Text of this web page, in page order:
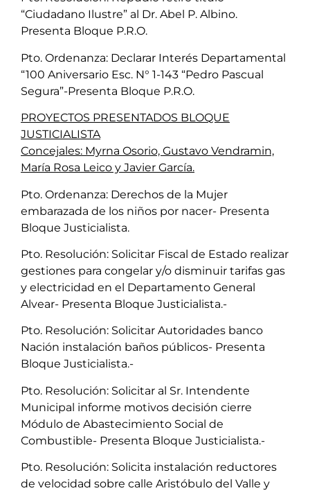
“Ciudadano Ilustre” al Dr. Abel P. Albino.
Presenta Bloque P.R.O.
Pto. Ordenanza: Declarar Interés Departamental
“100 Aniversario Esc. N° 1-143 “Pedro Pascual
Segura”-Presenta Bloque P.R.O.
PROYECTOS PRESENTADOS BLOQUE
JUSTICIALISTA
Concejales: Myrna Osorio, Gustavo Vendramin,
María Rosa Leico y Javier García.
Pto. Ordenanza: Derechos de la Mujer
embarazada de los niños por nacer- Presenta
Bloque Justicialista.
Pto. Resolución: Solicitar Fiscal de Estado realizar
gestiones para congelar y/o disminuir tarifas gas
y electricidad en el Departamento General
Alvear- Presenta Bloque Justicialista.-
Pto. Resolución: Solicitar Autoridades banco
Nación instalación baños públicos- Presenta
Bloque Justicialista.-
Pto. Resolución: Solicitar al Sr. Intendente
Municipal informe motivos decisión cierre
Módulo de Abastecimiento Social de
Combustible- Presenta Bloque Justicialista.-
Pto. Resolución: Solicita instalación reductores
de velocidad sobre calle Aristóbulo del Valle y